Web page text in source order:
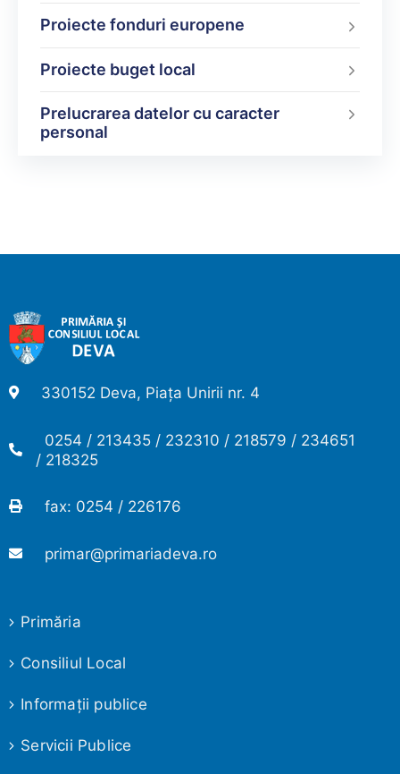
Proiecte fonduri europene
Proiecte buget local
Prelucrarea datelor cu caracter
personal
330152 Deva, Piața Unirii nr. 4
0254 / 213435 / 232310 / 218579 / 234651
/ 218325
fax: 0254 / 226176
primar@primariadeva.ro
Primăria
Consiliul Local
Informaţii publice
Servicii Publice